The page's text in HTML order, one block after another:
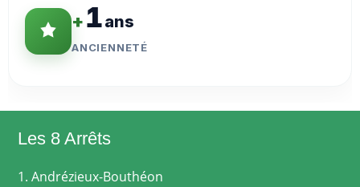
+1ans
ANCIENNETÉ
Les 8 Arrêts
1. Andrézieux-Bouthéon